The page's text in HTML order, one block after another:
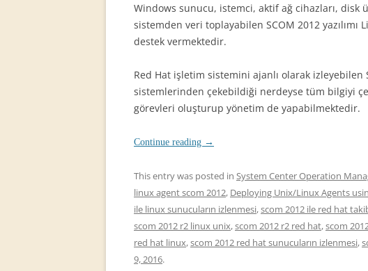
Windows sunucu, istemci, aktif ağ cihazları, disk
sistemden veri toplayabilen SCOM 2012
destek vermektedir.
Red Hat işletim sistemini ajanlı olarak izleyebilen
sistemlerinden çekebildiği nerdeyse tüm bilgiyi
görevleri oluşturup yönetim de yapabilmektedir.
Continue reading →
This entry was posted in System Center Operation
linux agent scom 2012, Deploying Unix/Linux Agents
ile linux sunucuların izlenmesi,scom 2012 ile red hat
scom 2012 r2 linux unix,scom 2012 r2 red hat,scom
red hat linux,scom 2012 red hat sunucuların izlenmesi,
9, 2016.